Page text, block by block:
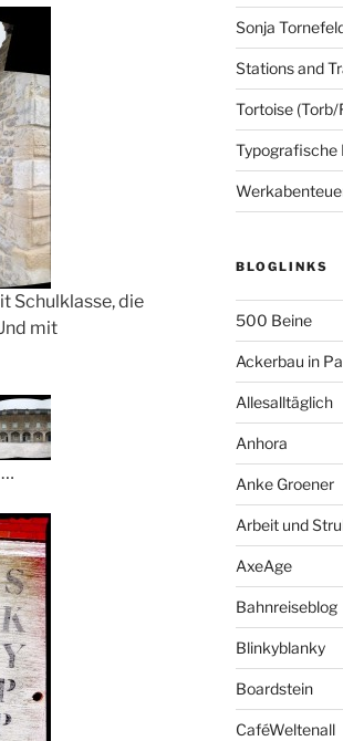
Schulklasse, die
mit
Sonja
Stations and
Tortoise (Torb/
Typografische
BLOGLINKS
500 Beine
Ackerbau in
Allesalltäglich
Anhora
Anke Groener
Arbeit und
AxeAge
Bahnreiseblog
Blinkyblanky
Boardstein
CaféWeltenall